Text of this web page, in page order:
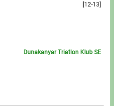
[12-13]
Dunakanyar Triatlon Klub SE